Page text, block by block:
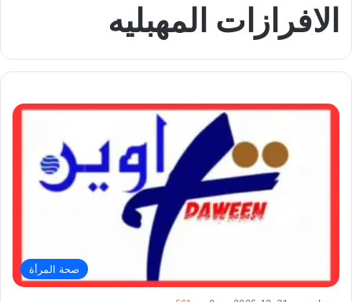
الافرازات المهبليه
صحة المرأة